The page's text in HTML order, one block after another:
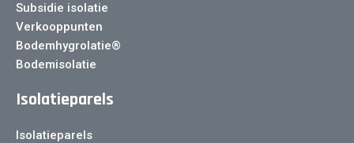
Subsidie isolatie
Verkooppunten
Bodemhygrolatie®
Bodemisolatie
Isolatieparels
Isolatieparels